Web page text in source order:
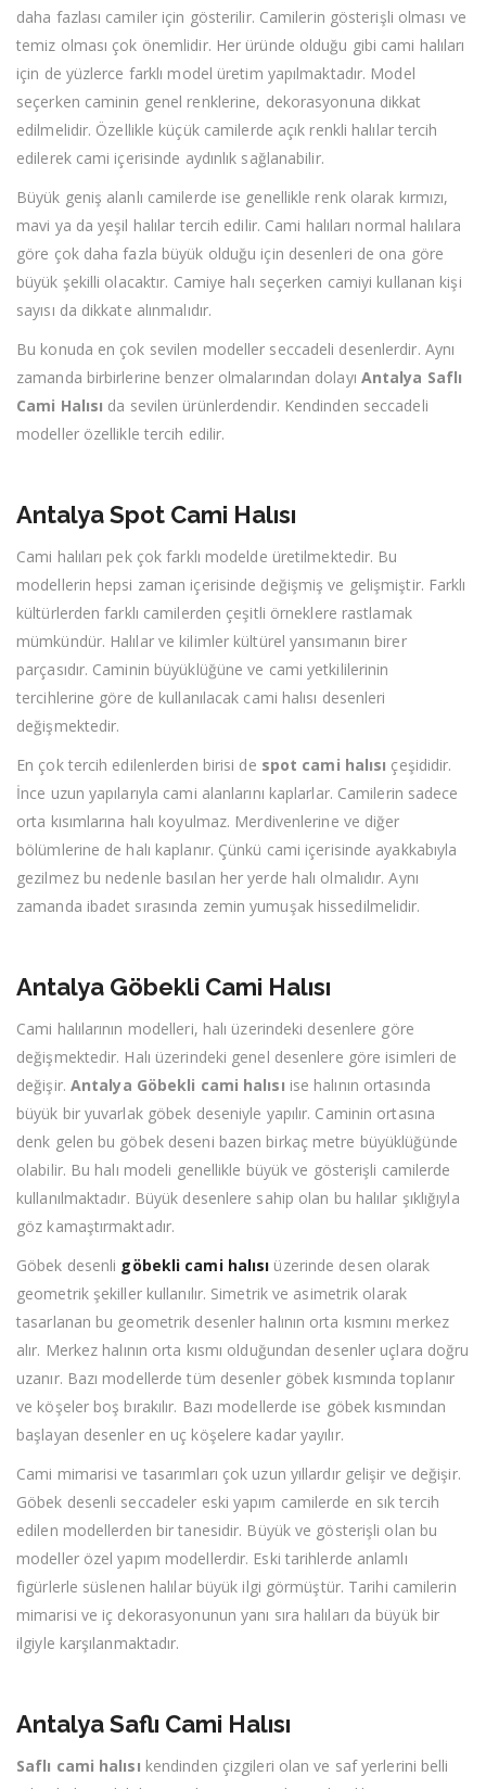
daha fazlası camiler için gösterilir. Camilerin gösterişli olması ve
temiz olması çok önemlidir. Her üründe olduğu gibi cami halıları
için de yüzlerce farklı model üretim yapılmaktadır. Model
seçerken caminin genel renklerine, dekorasyonuna dikkat
edilmelidir. Özellikle küçük camilerde açık renkli halılar tercih
edilerek cami içerisinde aydınlık sağlanabilir.
Büyük geniş alanlı camilerde ise genellikle renk olarak kırmızı,
mavi ya da yeşil halılar tercih edilir. Cami halıları normal halılara
göre çok daha fazla büyük olduğu için desenleri de ona göre
büyük şekilli olacaktır. Camiye halı seçerken camiyi kullanan kişi
sayısı da dikkate alınmalıdır.
Bu konuda en çok sevilen modeller seccadeli desenlerdir. Aynı
zamanda birbirlerine benzer olmalarından dolayı Antalya Saflı
Cami Halısı da sevilen ürünlerdendir. Kendinden seccadeli
modeller özellikle tercih edilir.
Antalya Spot Cami Halısı
Cami halıları pek çok farklı modelde üretilmektedir. Bu
modellerin hepsi zaman içerisinde değişmiş ve gelişmiştir. Farklı
kültürlerden farklı camilerden çeşitli örneklere rastlamak
mümkündür. Halılar ve kilimler kültürel yansımanın birer
parçasıdır. Caminin büyüklüğüne ve cami yetkililerinin
tercihlerine göre de kullanılacak cami halısı desenleri
değişmektedir.
En çok tercih edilenlerden birisi de spot cami halısı çeşididir.
İnce uzun yapılarıyla cami alanlarını kaplarlar. Camilerin sadece
orta kısımlarına halı koyulmaz. Merdivenlerine ve diğer
bölümlerine de halı kaplanır. Çünkü cami içerisinde ayakkabıyla
gezilmez bu nedenle basılan her yerde halı olmalıdır. Aynı
zamanda ibadet sırasında zemin yumuşak hissedilmelidir.
Antalya Göbekli Cami Halısı
Cami halılarının modelleri, halı üzerindeki desenlere göre
değişmektedir. Halı üzerindeki genel desenlere göre isimleri de
değişir. Antalya Göbekli cami halısı ise halının ortasında
büyük bir yuvarlak göbek deseniyle yapılır. Caminin ortasına
denk gelen bu göbek deseni bazen birkaç metre büyüklüğünde
olabilir. Bu halı modeli genellikle büyük ve gösterişli camilerde
kullanılmaktadır. Büyük desenlere sahip olan bu halılar şıklığıyla
göz kamaştırmaktadır.
Göbek desenli göbekli cami halısı üzerinde desen olarak
geometrik şekiller kullanılır. Simetrik ve asimetrik olarak
tasarlanan bu geometrik desenler halının orta kısmını merkez
alır. Merkez halının orta kısmı olduğundan desenler uçlara doğru
uzanır. Bazı modellerde tüm desenler göbek kısmında toplanır
ve köşeler boş bırakılır. Bazı modellerde ise göbek kısmından
başlayan desenler en uç köşelere kadar yayılır.
Cami mimarisi ve tasarımları çok uzun yıllardır gelişir ve değişir.
Göbek desenli seccadeler eski yapım camilerde en sık tercih
edilen modellerden bir tanesidir. Büyük ve gösterişli olan bu
modeller özel yapım modellerdir. Eski tarihlerde anlamlı
figürlerle süslenen halılar büyük ilgi görmüştür. Tarihi camilerin
mimarisi ve iç dekorasyonunun yanı sıra halıları da büyük bir
ilgiyle karşılanmaktadır.
Antalya Saflı Cami Halısı
Saflı cami halısı kendinden çizgileri olan ve saf yerlerini belli